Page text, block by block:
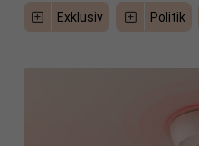
Exklusiv Politik